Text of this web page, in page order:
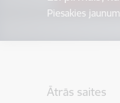
Piesakies
Ātrās saites